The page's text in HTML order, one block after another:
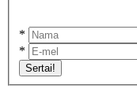
*
*
Sertai!